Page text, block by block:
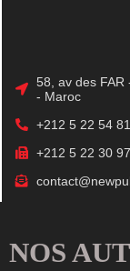
58, av des FAR
- Maroc
+212 5 22 54
+212 5 22 30
NOS